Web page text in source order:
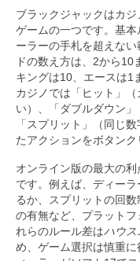
ブラックジャックはカ
ゲームの一つです。基
ーラーの手札を超えな
ドの数え方は、2から10
キングは10、エースは1
カジノでは「ヒット」
い）、「ダブルダウン」
「スプリット」（同じ
たアクションをボタンク
オンライン版の最大の利
です。例えば、ディー
るか、スプリットの回
の有無など、プラット
れらのルール差はハウス
め、ゲーム選択は慎重